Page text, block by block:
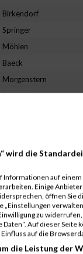
Birkendorf
Springer
Möhlen
Baeck
Morgenstern
Schneider
Borowski
Schüssler
Asseth
Ropat
Wendel
wird die
auf einem
Einige
öffnen Sie
„Einstellungen
zu
Auf dieser
auf die
die Leistung der